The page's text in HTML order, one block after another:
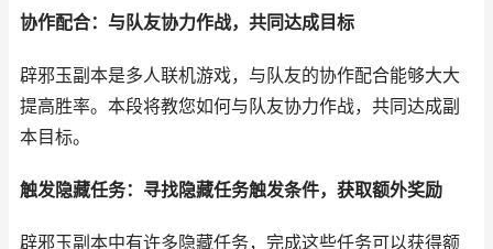
协作配合：与队友协力作战，共同达成目标
辟邪玉副本是多人联机游戏，与队友的协作配合能够大大
提高胜率。本段将教您如何与队友协力作战，共同达成副
本目标。
触发隐藏任务：寻找隐藏任务触发条件，获取额外奖励
辟邪玉副本中有许多隐藏任务，完成这些任务可以获得额